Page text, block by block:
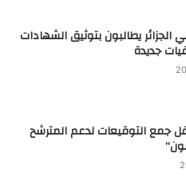
يطالبون بتوثيق الشهادات
جديدة
جمع التوقيعات لدعم المترشح